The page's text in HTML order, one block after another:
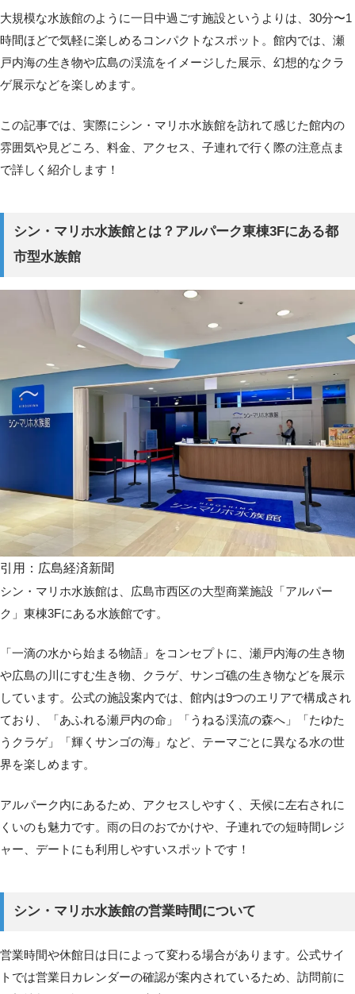
大規模な水族館のように一日中過ごす施設というよりは、30分〜1
時間ほどで気軽に楽しめるコンパクトなスポット。館内では、瀬
戸内海の生き物や広島の渓流をイメージした展示、幻想的なクラ
ゲ展示などを楽しめます。
この記事では、実際にシン・マリホ水族館を訪れて感じた館内の
雰囲気や見どころ、料金、アクセス、子連れで行く際の注意点ま
で詳しく紹介します！
シン・マリホ水族館とは？アルパーク東棟3Fにある都
市型水族館
引用：広島経済新聞
シン・マリホ水族館は、広島市西区の大型商業施設「アルパー
ク」東棟3Fにある水族館です。
「一滴の水から始まる物語」をコンセプトに、瀬戸内海の生き物
や広島の川にすむ生き物、クラゲ、サンゴ礁の生き物などを展示
しています。公式の施設案内では、館内は9つのエリアで構成され
ており、「あふれる瀬戸内の命」「うねる渓流の森へ」「たゆた
うクラゲ」「輝くサンゴの海」など、テーマごとに異なる水の世
界を楽しめます。
アルパーク内にあるため、アクセスしやすく、天候に左右されに
くいのも魅力です。雨の日のおでかけや、子連れでの短時間レジ
ャー、デートにも利用しやすいスポットです！
シン・マリホ水族館の営業時間について
営業時間や休館日は日によって変わる場合があります。公式サイ
トでは営業日カレンダーの確認が案内されているため、訪問前に